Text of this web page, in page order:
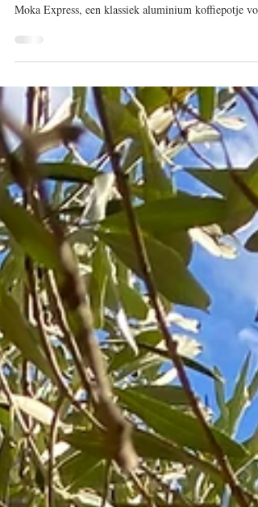
Bialetti is een Italiaans merk van koffie en
koffiemachines dat wereldwijd bekend werd dankzij de
Moka Express, een klassiek aluminium koffiepotje